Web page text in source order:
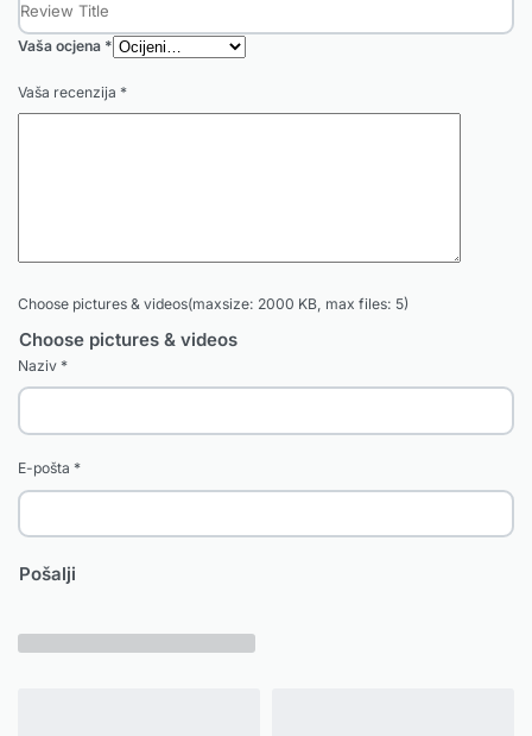
Vaša ocjena *
Vaša recenzija *
Choose pictures & videos(maxsize: 2000 KB, max files: 5)
Choose pictures & videos
Naziv *
E-pošta *